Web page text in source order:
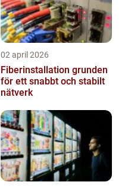
02 april 2026
Fiberinstallation grunden
för ett snabbt och stabilt
nätverk